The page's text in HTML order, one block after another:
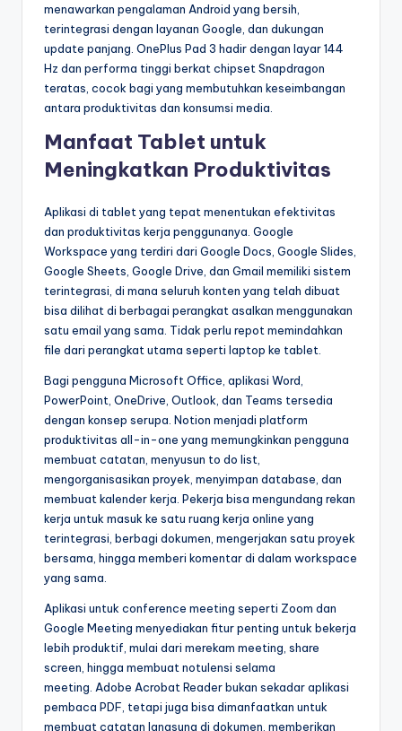
menawarkan pengalaman Android yang bersih,
terintegrasi dengan layanan Google, dan dukungan
update panjang. OnePlus Pad 3 hadir dengan layar 144
Hz dan performa tinggi berkat chipset Snapdragon
teratas, cocok bagi yang membutuhkan keseimbangan
antara produktivitas dan konsumsi media.
Manfaat Tablet untuk
Meningkatkan Produktivitas
Aplikasi di tablet yang tepat menentukan efektivitas
dan produktivitas kerja penggunanya. Google
Workspace yang terdiri dari Google Docs, Google Slides,
Google Sheets, Google Drive, dan Gmail memiliki sistem
terintegrasi, di mana seluruh konten yang telah dibuat
bisa dilihat di berbagai perangkat asalkan menggunakan
satu email yang sama. Tidak perlu repot memindahkan
file dari perangkat utama seperti laptop ke tablet.
Bagi pengguna Microsoft Office, aplikasi Word,
PowerPoint, OneDrive, Outlook, dan Teams tersedia
dengan konsep serupa. Notion menjadi platform
produktivitas all-in-one yang memungkinkan pengguna
membuat catatan, menyusun to do list,
mengorganisasikan proyek, menyimpan database, dan
membuat kalender kerja. Pekerja bisa mengundang rekan
kerja untuk masuk ke satu ruang kerja online yang
terintegrasi, berbagi dokumen, mengerjakan satu proyek
bersama, hingga memberi komentar di dalam workspace
yang sama.
Aplikasi untuk conference meeting seperti Zoom dan
Google Meeting menyediakan fitur penting untuk bekerja
lebih produktif, mulai dari merekam meeting, share
screen, hingga membuat notulensi selama
meeting. Adobe Acrobat Reader bukan sekadar aplikasi
pembaca PDF, tetapi juga bisa dimanfaatkan untuk
membuat catatan langsung di dokumen, memberikan